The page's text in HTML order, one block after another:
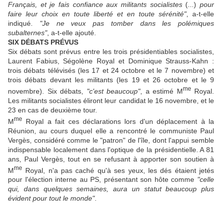
Français, et je fais confiance aux militants socialistes (...)pour
faire leur choix en toute liberté et en toute sérénité", a-t-elle
indiqué. "Je ne veux pas tomber dans les polémiques
subalternes", a-t-elle ajouté.
SIX DÉBATS PRÉVUS
Six débats sont prévus entre les trois présidentiables socialistes,
Laurent Fabius, Ségolène Royal et Dominique Strauss-Kahn :
trois débats télévisés (les 17 et 24 octobre et le 7 novembre) et
trois débats devant les militants (les 19 et 26 octobre et le 9
novembre). Six débats, "c'est beaucoup", a estimé Mme
Royal.
Les militants socialistes éliront leur candidat le 16 novembre, et le
23 en cas de deuxième tour.
Mme
Royal a fait ces déclarations lors d'un déplacement à la
Réunion, au cours duquel elle a rencontré le communiste Paul
Vergès, considéré comme le "patron" de l'île, dont l'appui semble
indispensable localement dans l'optique de la présidentielle. A 81
ans, Paul Vergès, tout en se refusant à apporter son soutien à
Mme
Royal, n'a pas caché qu'à ses yeux, les dés étaient jetés
pour l'élection interne au PS, présentant son hôte comme "celle
qui, dans quelques semaines, aura un statut beaucoup plus
évident pour tout le monde".